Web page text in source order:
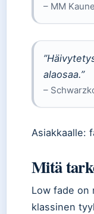
– MM
alaosaa.”
–
Asiakkaalle:
Mitä
Low fade on
klassinen